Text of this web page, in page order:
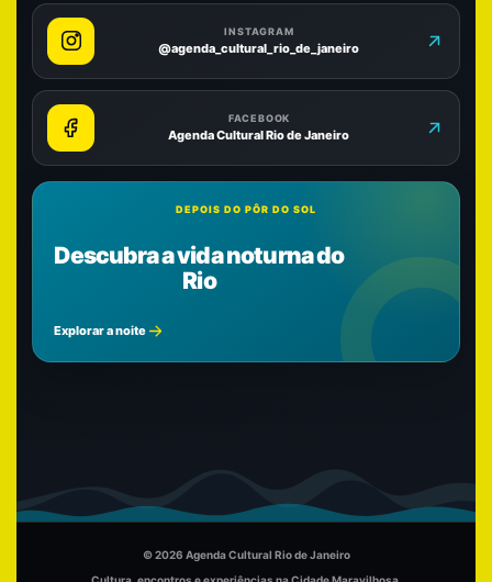
INSTAGRAM
@agenda_cultural_rio_de_janeiro
FACEBOOK
Agenda Cultural Rio de Janeiro
DEPOIS DO PÔR DO SOL
Descubra a vida noturna do
Rio
Explorar a noite
© 2026 Agenda Cultural Rio de Janeiro
Cultura, encontros e experiências na Cidade Maravilhosa.